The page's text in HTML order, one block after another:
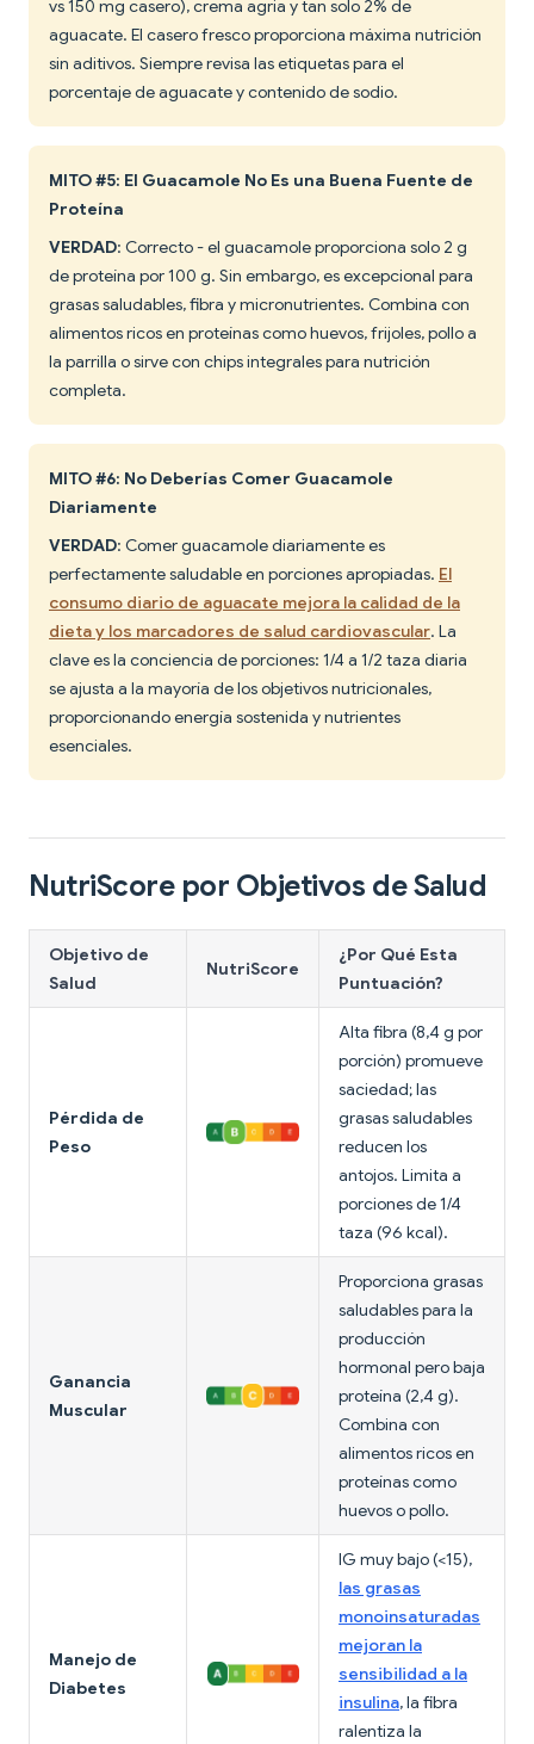
vs 150 mg casero), crema agria y tan solo 2% de
aguacate. El casero fresco proporciona máxima nutrición
sin aditivos. Siempre revisa las etiquetas para el
porcentaje de aguacate y contenido de sodio.
MITO #5: El Guacamole No Es una Buena Fuente de
Proteína
VERDAD: Correcto - el guacamole proporciona solo 2 g
de proteína por 100 g. Sin embargo, es excepcional para
grasas saludables, fibra y micronutrientes. Combina con
alimentos ricos en proteínas como huevos, frijoles, pollo a
la parrilla o sirve con chips integrales para nutrición
completa.
MITO #6: No Deberías Comer Guacamole
Diariamente
VERDAD: Comer guacamole diariamente es
perfectamente saludable en porciones apropiadas. El
consumo diario de aguacate mejora la calidad de la
dieta y los marcadores de salud cardiovascular. La
clave es la conciencia de porciones: 1/4 a 1/2 taza diaria
se ajusta a la mayoría de los objetivos nutricionales,
proporcionando energía sostenida y nutrientes
esenciales.
NutriScore por Objetivos de Salud
Objetivo de
Salud
NutriScore
¿Por Qué Esta
Puntuación?
Pérdida de
Peso
Alta fibra (8,4 g por
porción) promueve
saciedad; las
grasas saludables
reducen los
antojos. Limita a
porciones de 1/4
taza (96 kcal).
Ganancia
Muscular
Proporciona grasas
saludables para la
producción
hormonal pero baja
proteína (2,4 g).
Combina con
alimentos ricos en
proteínas como
huevos o pollo.
Manejo de
Diabetes
IG muy bajo (<15),
las grasas
monoinsaturadas
mejoran la
sensibilidad a la
insulina, la fibra
ralentiza la